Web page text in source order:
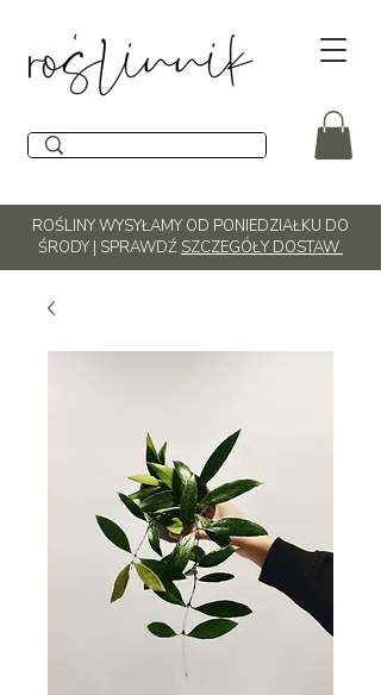
ROŚLINY WYSYŁAMY OD PONIEDZIAŁKU DO
ŚRODY | SPRAWDŹ SZCZEGÓŁY DOSTAW